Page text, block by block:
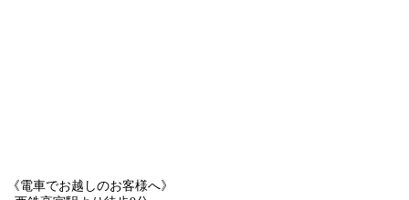
《電車でお越しのお客様へ》